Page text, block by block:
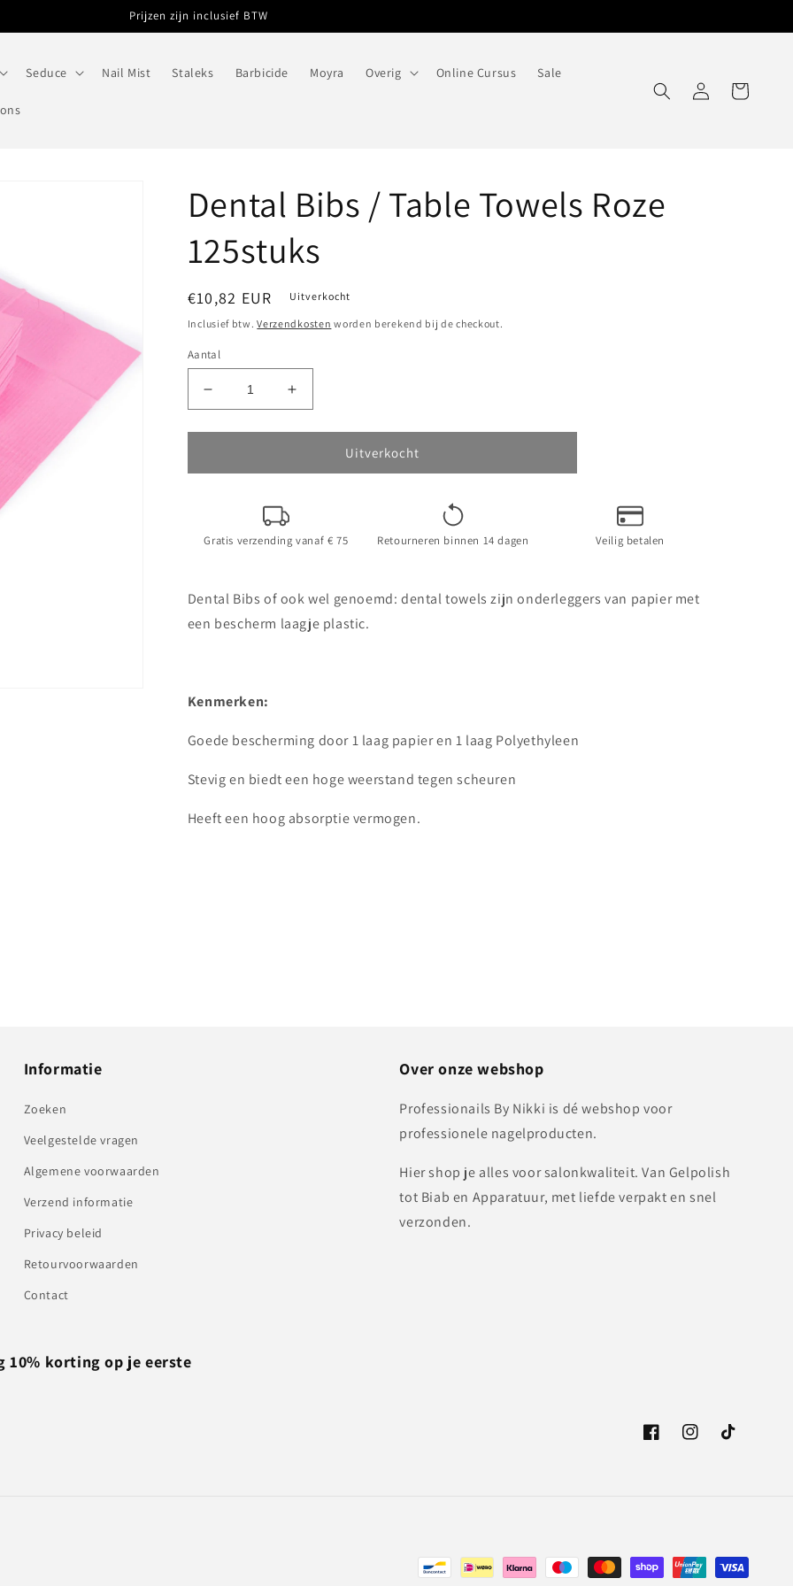
Prijzen zijn inclusief BTW
Seduce Nail Mist Staleks Barbicide Moyra Overig Online Cursus Sale
InloggenWinkelwagen
Dental Bibs / Table Towels Roze
125stuks
Normale
prijs
€10,82 EUR Uitverkocht
Inclusief btw.Verzendkosten worden berekend bij de checkout.
Aantal
Aantal
verlagen
voor
Bibs
Roze
Aantal
verhogen
voor
Bibs
Roze
Uitverkocht
Gratis verzending vanaf € 75 Retourneren binnen 14 dagen Veilig betalen
Dental Bibs of ook wel genoemd: dental towels zijn onderleggers van papier met
een bescherm laagje plastic.
Kenmerken:
Goede bescherming door 1 laag papier en 1 laag Polyethyleen
Stevig en biedt een hoge weerstand tegen scheuren
Heeft een hoog absorptie vermogen.
Informatie
Zoeken
Veelgestelde vragen
Algemene voorwaarden
Verzend informatie
Privacy beleid
Retourvoorwaarden
Contact
Over onze webshop
Professionails By Nikki is dé webshop voor
professionele nagelproducten.
Hier shop je alles voor salonkwaliteit. Van Gelpolish
tot Biab en Apparatuur, met liefde verpakt en snel
verzonden.
10% korting op je eerste
FacebookInstagramTikTok
Betaalmethoden